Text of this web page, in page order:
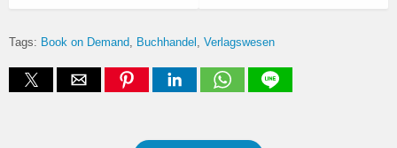
Tags: Book on Demand Buchhandel Verlagswesen